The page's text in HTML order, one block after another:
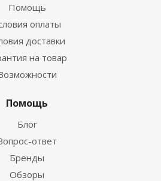
Помощь
оплаты
доставки
на товар
Помощь
Блог
ответ
Бренды
Обзоры